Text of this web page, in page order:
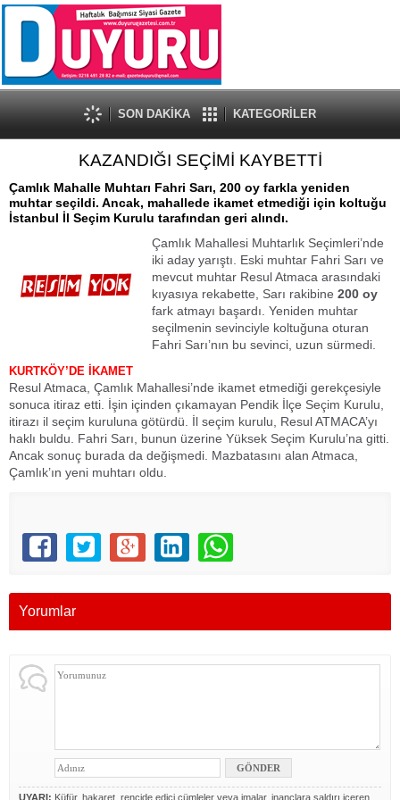
SON DAKİKA KATEGORİLER
KAZANDIĞI SEÇİMİ KAYBETTİ
Çamlık Mahalle Muhtarı Fahri Sarı, 200 oy farkla yeniden
muhtar seçildi. Ancak, mahallede ikamet etmediği için koltuğu
İstanbul İl Seçim Kurulu tarafından geri alındı.
Çamlık Mahallesi Muhtarlık Seçimleri’nde
iki aday yarıştı. Eski muhtar Fahri Sarı ve
mevcut muhtar Resul Atmaca arasındaki
kıyasıya rekabette, Sarı rakibine 200 oy
fark atmayı başardı. Yeniden muhtar
seçilmenin sevinciyle koltuğuna oturan
Fahri Sarı’nın bu sevinci, uzun sürmedi.
KURTKÖY’DE İKAMET
Resul Atmaca, Çamlık Mahallesi’nde ikamet etmediği gerekçesiyle
sonuca itiraz etti. İşin içinden çıkamayan Pendik İlçe Seçim Kurulu,
itirazı il seçim kuruluna götürdü. İl seçim kurulu, Resul ATMACA’yı
haklı buldu. Fahri Sarı, bunun üzerine Yüksek Seçim Kurulu’na gitti.
Ancak sonuç burada da değişmedi. Mazbatasını alan Atmaca,
Çamlık’ın yeni muhtarı oldu.
Yorumlar
UYARI: Küfür, hakaret, rencide edici cümleler veya imalar, inançlara saldırı içeren,